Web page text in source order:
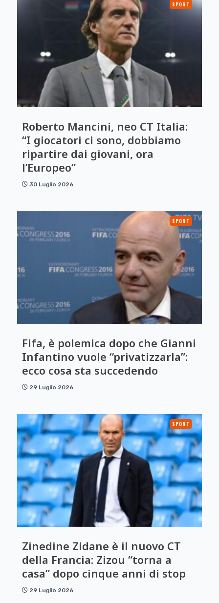
SPORT
Roberto Mancini, neo CT Italia:
“I giocatori ci sono, dobbiamo
ripartire dai giovani, ora
l’Europeo”
30 Luglio 2026
SPORT
Fifa, è polemica dopo che Gianni
Infantino vuole “privatizzarla”:
ecco cosa sta succedendo
29 Luglio 2026
SPORT
Zinedine Zidane è il nuovo CT
della Francia: Zizou “torna a
casa” dopo cinque anni di stop
29 Luglio 2026